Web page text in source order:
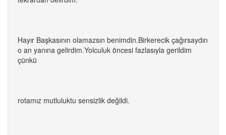
Hayır Başkasının olamazsın benimdin.Birkerecik çağırsaydın
o an yanına gelirdim.Yolculuk öncesi fazlasıyla gerildim
çünkü
rotamız mutluluktu sensizlik değildi.